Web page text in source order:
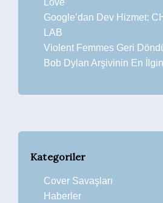
Love
Google’dan Dev Hizmet:
LAB
Violent Femmes Geri
Bob Dylan Arşivinin En
Kategoriler
Cover Savaşları
Haberler